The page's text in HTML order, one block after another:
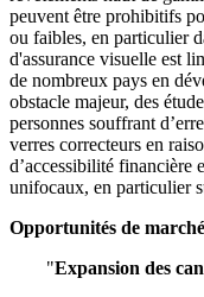
peuvent être prohibitifs
ou faibles, en particulier
d'assurance visuelle est
de nombreux pays en
obstacle majeur, des
personnes souffrant
verres correcteurs en
d’accessibilité financière
unifocaux, en particulier
Opportunités de marché
"Expansion des